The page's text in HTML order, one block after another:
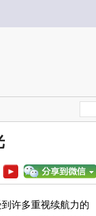
许多重视续航力的